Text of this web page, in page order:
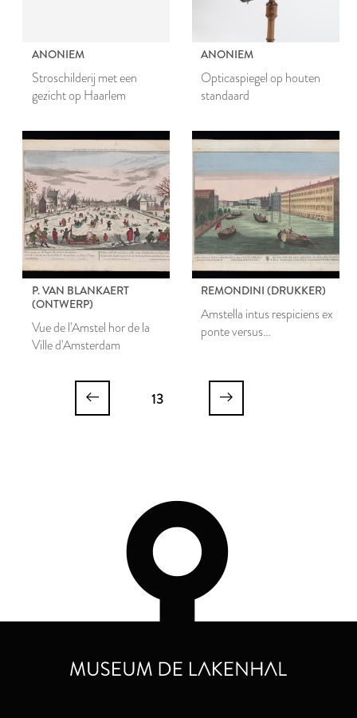
ANONIEM
Stroschilderij met een
gezicht op Haarlem
ANONIEM
Opticaspiegel op houten
standaard
P. VAN BLANKAERT
(ONTWERP)
Vue de l'Amstel hor de la
Ville d'Amsterdam
REMONDINI (DRUKKER)
Amstella intus respiciens ex
ponte versus
13